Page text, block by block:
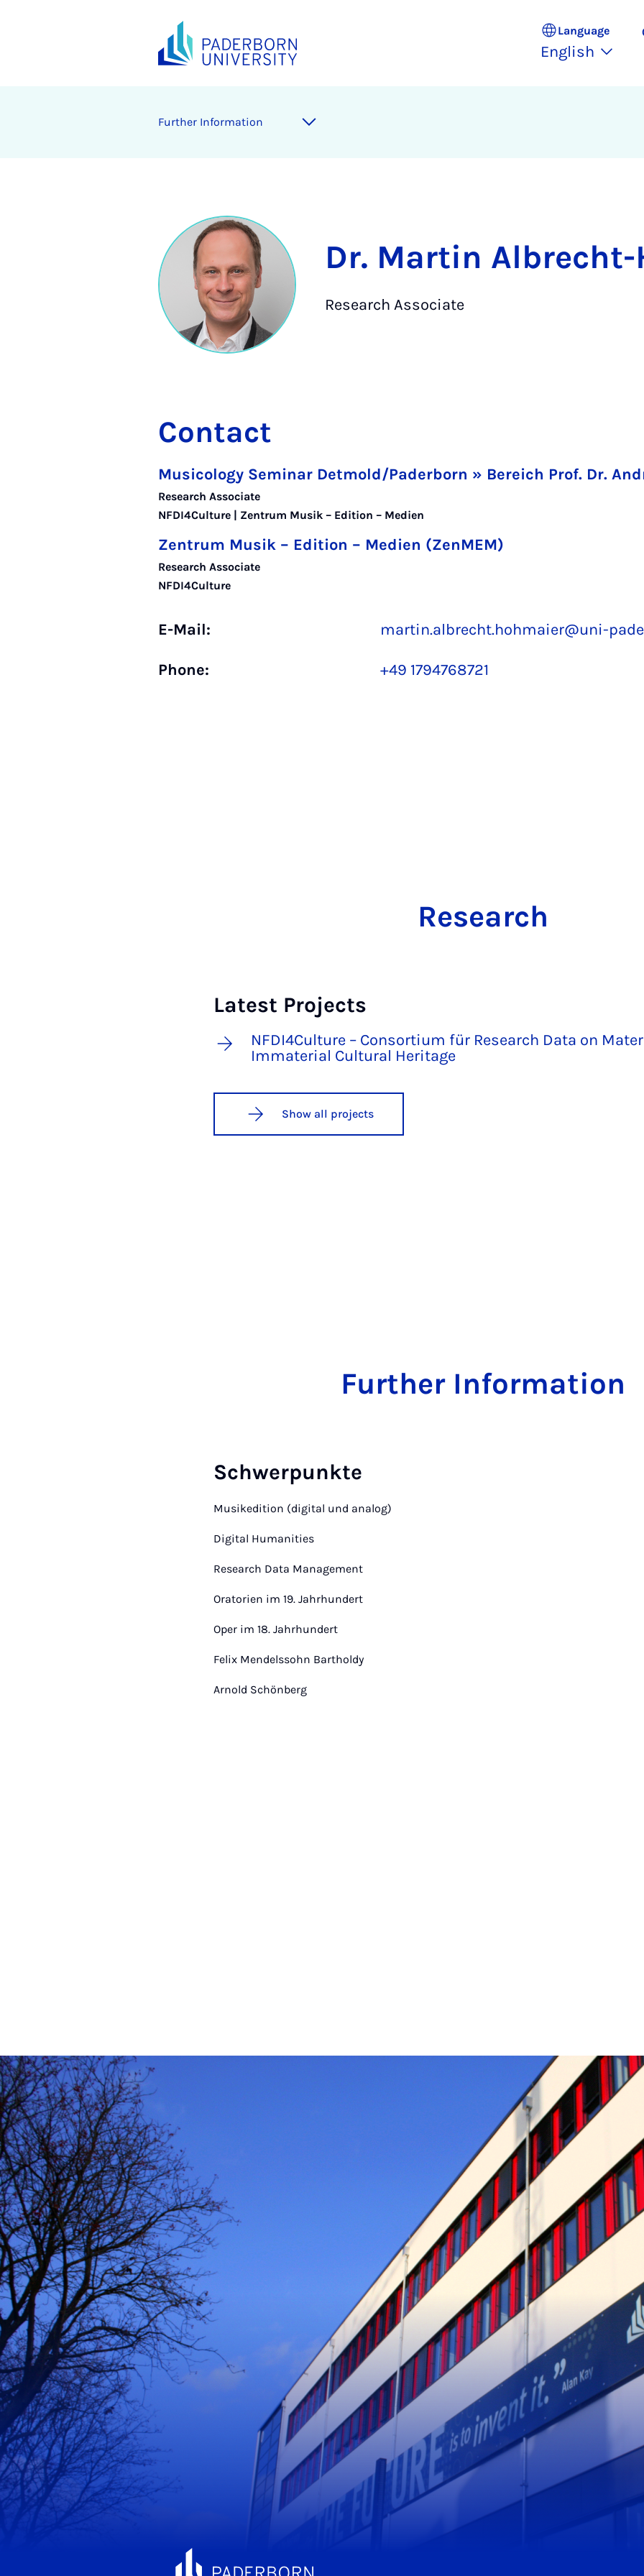
Language
English
Further Information
Dr. Martin
Research Associate
Contact
Musicology Seminar Detmold/Paderborn » Bereich Prof. Dr.
Research Associate
NFDI4Culture | Zentrum Musik – Edition – Medien
Zentrum Musik – Edition – Medien (ZenMEM)
Research Associate
NFDI4Culture
E-Mail: martin.albrecht.hohmaier@uni-
Phone: +49 1794768721
Research
Latest Projects
NFDI4Culture – Consortium für Research Data on
Immaterial Cultural Heritage
Show all projects
Further Information
Schwerpunkte
Musikedition (digital und analog)
Digital Humanities
Research Data Management
Oratorien im 19. Jahrhundert
Oper im 18. Jahrhundert
Felix Mendelssohn Bartholdy
Arnold Schönberg